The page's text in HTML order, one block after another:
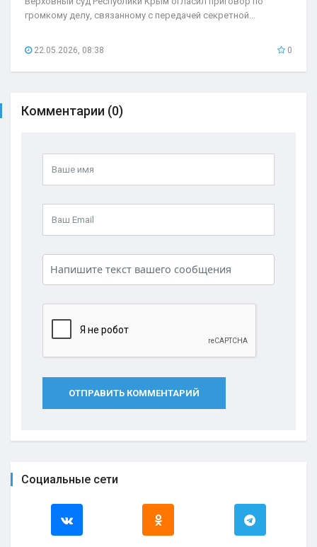
громкому делу, связанному с передачей секретной...
22.05.2026, 08:38 0
Комментарии (0)
ОТПРАВИТЬ КОММЕНТАРИЙ
Социальные сети